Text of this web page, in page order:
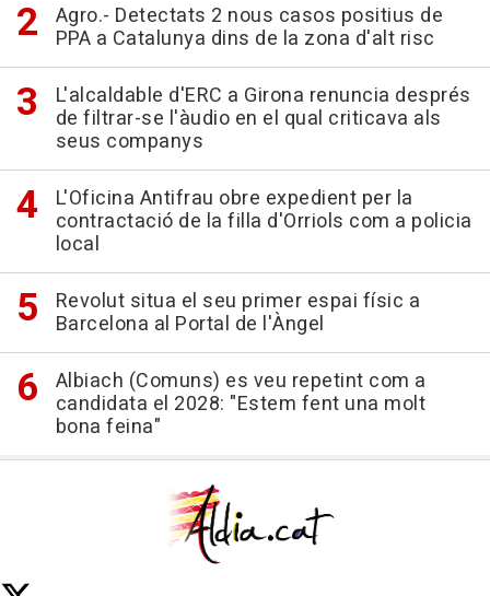
Agro.- Detectats 2 nous casos positius de
PPA a Catalunya dins de la zona d'alt risc
L'alcaldable d'ERC a Girona renuncia després
de filtrar-se l'àudio en el qual criticava als
seus companys
L'Oficina Antifrau obre expedient per la
contractació de la filla d'Orriols com a policia
local
Revolut situa el seu primer espai físic a
Barcelona al Portal de l'Àngel
Albiach (Comuns) es veu repetint com a
candidata el 2028: "Estem fent una molt
bona feina"